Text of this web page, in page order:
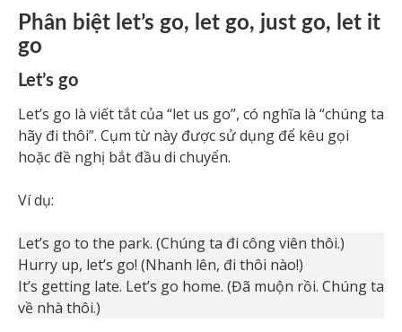
Phân biệt let’s go, let go, just go, let it
go
Let’s go
Let’s go là viết tắt của “let us go”, có nghĩa là “chúng ta
hãy đi thôi”. Cụm từ này được sử dụng để kêu gọi
hoặc đề nghị bắt đầu di chuyển.
Ví dụ:
Let’s go to the park. (Chúng ta đi công viên thôi.)
Hurry up, let’s go! (Nhanh lên, đi thôi nào!)
It’s getting late. Let’s go home. (Đã muộn rồi. Chúng ta
về nhà thôi.)